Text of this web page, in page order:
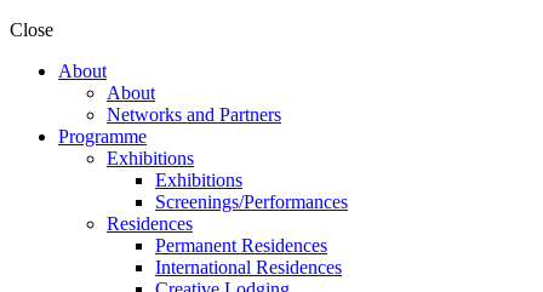
Close
About
About
Networks and Partners
Programme
Exhibitions
Exhibitions
Screenings/Performances
Residences
Permanent Residences
International Residences